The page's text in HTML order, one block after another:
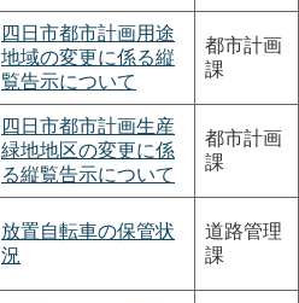
四日市都市計画用途
地域の変更に係る縦
覧告示について
都市計画
課
四日市都市計画生産
緑地地区の変更に係
る縦覧告示について
都市計画
課
放置自転車の保管状
況
道路管理
課